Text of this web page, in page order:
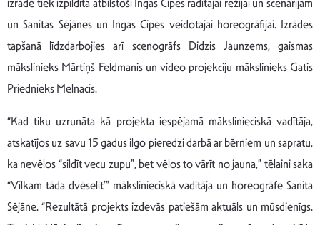
izrādē tiek izpildīta atbilstoši Ingas Cipes radītajai režijai un scenārijam
un Sanitas Sējānes un Ingas Cipes veidotajai horeogrāfijai. Izrādes
tapšanā līdzdarbojies arī scenogrāfs Didzis Jaunzems, gaismas
mākslinieks Mārtiņš Feldmanis un video projekciju mākslinieks Gatis
Priednieks Melnacis.
“Kad tiku uzrunāta kā projekta iespējamā mākslinieciskā vadītāja,
atskatījos uz savu 15 gadus ilgo pieredzi darbā ar bērniem un sapratu,
ka nevēlos “sildīt vecu zupu”, bet vēlos to vārīt no jauna,” tēlaini saka
“Vilkam tāda dvēselīt’” mākslinieciskā vadītāja un horeogrāfe Sanita
Sējāne. “Rezultātā projekts izdevās patiešām aktuāls un mūsdienīgs.